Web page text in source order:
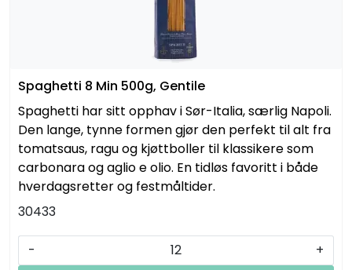
Spaghetti 8 Min 500g, Gentile
Spaghetti har sitt opphav i Sør-Italia, særlig Napoli.
Den lange, tynne formen gjør den perfekt til alt fra
tomatsaus, ragu og kjøttboller til klassikere som
carbonara og aglio e olio. En tidløs favoritt i både
hverdagsretter og festmåltider.
30433
-
+